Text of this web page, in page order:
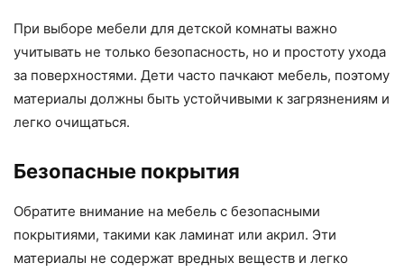
При выборе мебели для детской комнаты важно
учитывать не только безопасность, но и простоту ухода
за поверхностями. Дети часто пачкают мебель, поэтому
материалы должны быть устойчивыми к загрязнениям и
легко очищаться.
Безопасные покрытия
Обратите внимание на мебель с безопасными
покрытиями, такими как ламинат или акрил. Эти
материалы не содержат вредных веществ и легко